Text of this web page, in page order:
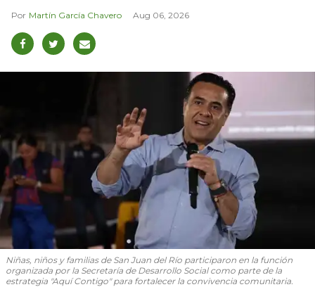
Martín García Chavero Aug 06, 2026
Niñas, niños y familias de San Juan del Río participaron en la función
organizada por la Secretaría de Desarrollo Social como parte de la
estrategia "Aquí Contigo" para fortalecer la convivencia comunitaria.